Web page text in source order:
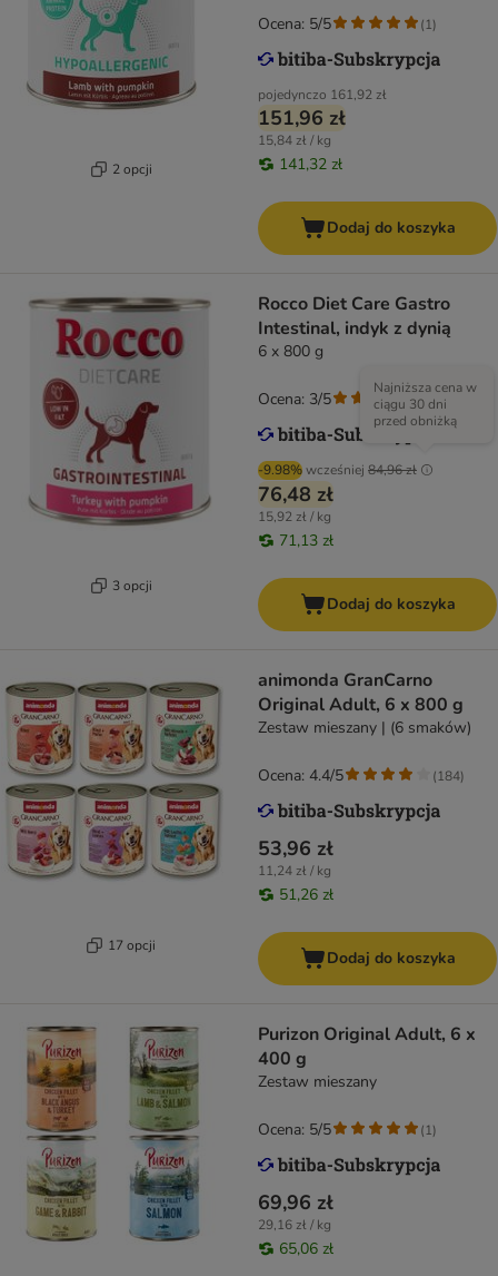
2 opcji
pojedynczo 161,92 zł
151,96 zł
15,84 zł / kg
141,32 zł
Ocena: 5/5 (1)
Dodaj do koszyka
3 opcji
Rocco Diet Care Gastro
Intestinal, indyk z dynią
6 x 800 g
-9.98%wcześniej 84,96 zł
Najniższa cena w
ciągu 30 dni
przed obniżką
76,48 zł
15,92 zł / kg
71,13 zł
Ocena: 3/5 ( 1)
Dodaj do koszyka
17 opcji
animonda GranCarno
Original Adult, 6 x 800 g
Zestaw mieszany | (6 smaków)
53,96 zł
11,24 zł / kg
51,26 zł
Ocena: 4.4/5 (184)
Dodaj do koszyka
Purizon Original Adult, 6 x
400 g
Zestaw mieszany
69,96 zł
29,16 zł / kg
65,06 zł
Ocena: 5/5 (1)